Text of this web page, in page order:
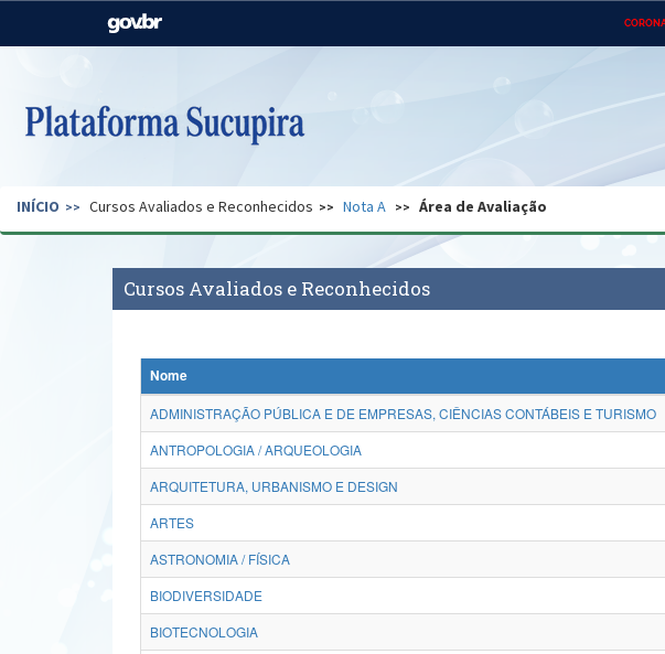
Casa Civil
Pecuária e Abastecimento
Ministério do
Regional
Secretaria de Governo Gabinete de Segurança Advocacia-Geral da
INÍCIO Cursos Avaliados e Reconhecidos Nota A Área de Avaliação
Cursos Avaliados e Reconhecidos
Nome
ADMINISTRAÇÃO PÚBLICA E DE EMPRESAS, CIÊNCIAS CONTÁBEIS E TURISMO
ANTROPOLOGIA / ARQUEOLOGIA
ARQUITETURA, URBANISMO E DESIGN
ARTES
ASTRONOMIA / FÍSICA
BIODIVERSIDADE
BIOTECNOLOGIA